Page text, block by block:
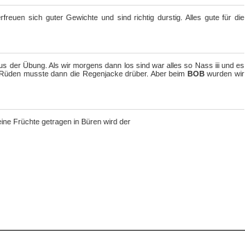
sich guter Gewichte und sind richtig durstig. Alles gute für die
der Übung. Als wir morgens dann los sind war alles so Nass iii und es
musste dann die Regenjacke drüber. Aber beim BOBwurden wir
Früchte getragen in Büren wird der